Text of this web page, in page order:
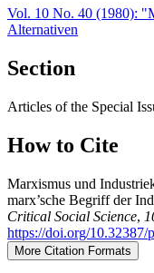
Vol. 10 No. 40 (1980):
Alternativen
Section
Articles of the Special
How to Cite
Marxismus und
marx’sche Begriff der
Critical Social Science,
https://doi.org/10.32387/
More Citation Formats